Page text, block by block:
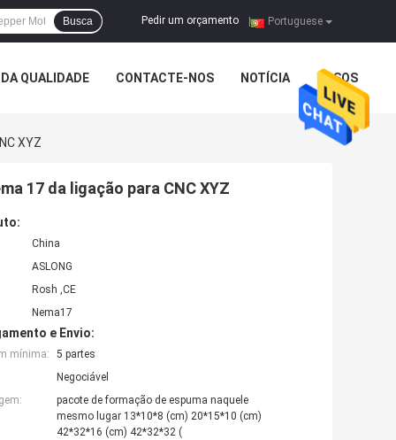
Portuguese
Pedir um orçamento |
Busca
QUALIDADE CONTACTE-NOS NOTÍCIA CASOS
XYZ
17 da ligação para CNC XYZ
China
ASLONG
Rosh ,CE
Nema17
e Envio:
mínima:
5 partes
Negociável
pacote de formação de espuma naquele
mesmo lugar 13*10*8 (cm) 20*15*10 (cm)
42*32*16 (cm) 42*32*32 (